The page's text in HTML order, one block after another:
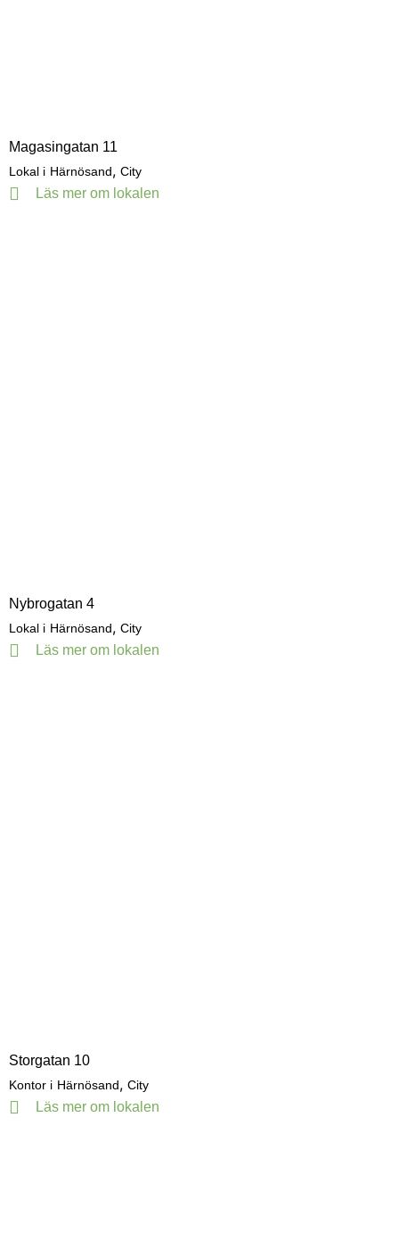
Magasingatan 11
Lokal i Härnösand, City
Läs mer om lokalen
Nybrogatan 4
Lokal i Härnösand, City
Läs mer om lokalen
Storgatan 10
Kontor i Härnösand, City
Läs mer om lokalen